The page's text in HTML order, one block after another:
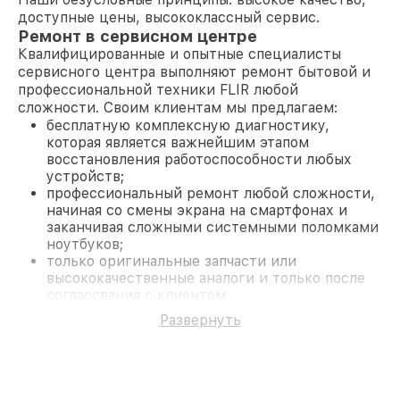
доступные цены, высококлассный сервис.
Ремонт в сервисном центре
Квалифицированные и опытные специалисты
сервисного центра выполняют ремонт бытовой и
профессиональной техники FLIR любой
сложности. Своим клиентам мы предлагаем:
бесплатную комплексную диагностику,
которая является важнейшим этапом
восстановления работоспособности любых
устройств;
профессиональный ремонт любой сложности,
начиная со смены экрана на смартфонах и
заканчивая сложными системными поломками
ноутбуков;
только оригинальные запчасти или
высококачественные аналоги и только после
согласования с клиентом.
На все работы и замененные комплектующие
предоставляется длительная гарантия. В случае
Развернуть